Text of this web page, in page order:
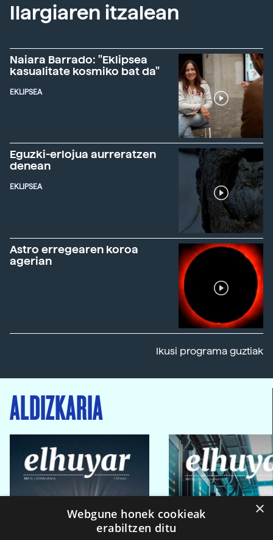
Ilargiaren itzalean
Naiara Barrado: "Eklipsea
kasualitate kosmiko bat da"
EKLIPSEA
Eguzki-erlojua aurreratzen
denean
EKLIPSEA
Astro erregearen koroa
agerian
Ikusi programa guztiak
ALDIZKARIA
×
Webgune honek cookieak
erabiltzen ditu